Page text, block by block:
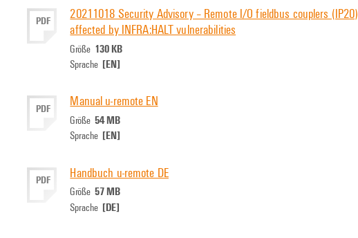
PDF
20211018 Security Advisory – Remote I/O fieldbus couplers (IP20)
affected by INFRA:HALT vulnerabilities
Größe 130 KB
Sprache [EN]
PDF Manual u-remote EN
Größe54 MB
Sprache [EN]
PDF Handbuch u-remote DE
Größe57 MB
Sprache [DE]